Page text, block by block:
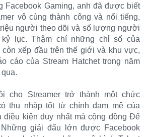
Facebook Gaming, anh đã được biết
vô cùng thành công và nổi tiếng,
người theo dõi và số lượng người
kỷ lục. Thậm chí những chỉ số của
xếp đầu trên thế giới và khu vực,
cáo của Stream Hatchet trong năm
cho Streamer trở thành một chức
thu nhập tốt từ chính đam mê của
điều kiện duy nhất mà cộng đồng Đế
giải đấu lớn được Facebook